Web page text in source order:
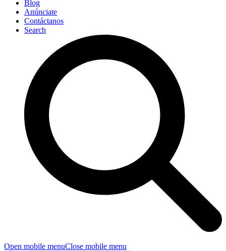
Blog
Anúnciate
Contáctanos
Search
Open mobile menuClose mobile menu